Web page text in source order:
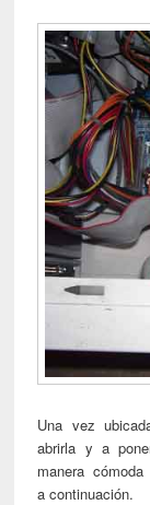
Una vez
abrirla y a
manera
a continuación.